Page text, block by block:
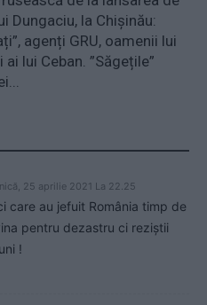
Dungaciu, la Chișinău:
agenți GRU, oamenii lui
ai lui Ceban. ”Săgețile”
25 aprilie 2021 La 22.25
care au jefuit România timp de
pentru dezastru ci reziștii
!